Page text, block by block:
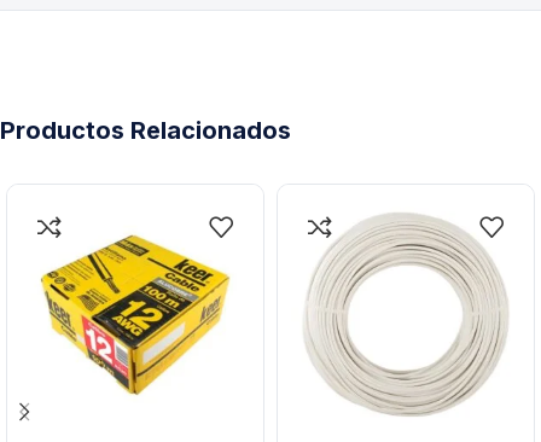
Productos Relacionados